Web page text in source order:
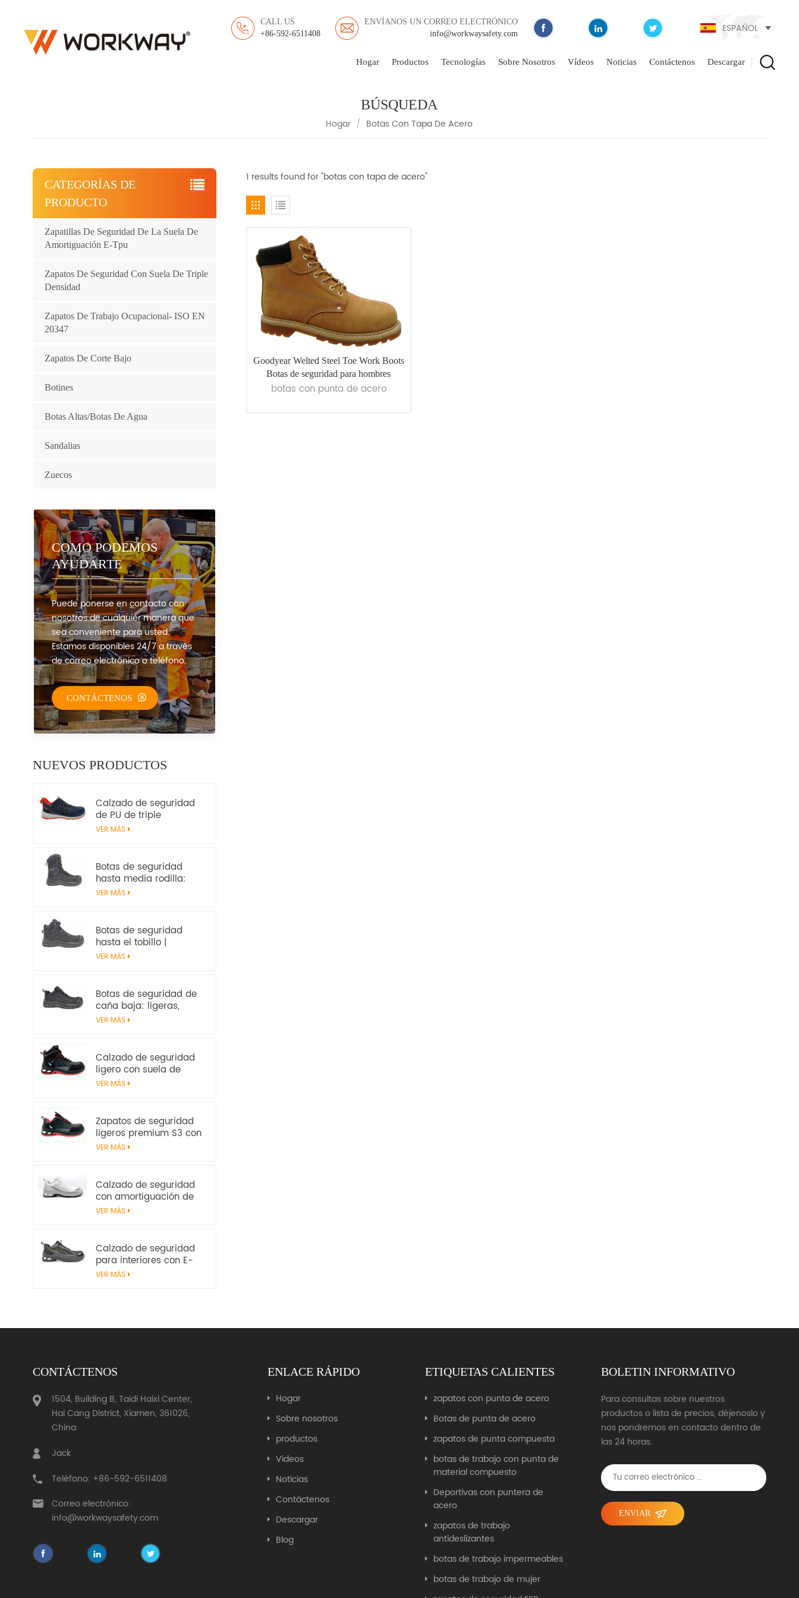
CALL US
+86-592-6511408
ENVÍANOS UN CORREO ELECTRÓNICO
info@workwaysafety.com
ESPAÑOL
Hogar Productos Tecnologías Sobre Nosotros Vídeos Noticias Contáctenos Descargar
BÚSQUEDA
Hogar / Botas Con Tapa De Acero
1 results found for "botas con tapa de acero"
Goodyear Welted Steel Toe Work Boots
Botas de seguridad para hombres
botas con punta de acero
CATEGORÍAS DE
PRODUCTO
Zapatillas De Seguridad De La Suela De
Amortiguación E-Tpu
Zapatos De Seguridad Con Suela De Triple
Densidad
Zapatos De Trabajo Ocupacional- ISO EN
20347
Zapatos De Corte Bajo
Botines
Botas Altas/botas De Agua
Sandalias
Zuecos
COMO PODEMOS
AYUDARTE
Puede ponerse en contacto con
nosotros de cualquier manera que
sea conveniente para usted.
Estamos disponibles 24/7 a través
de correo electrónico o teléfono.
CONTÁCTENOS
NUEVOS PRODUCTOS
Calzado de seguridad
de PU de triple
densidad | EN ISO
trabajo sin metal
VER MÁS
Botas de seguridad
hasta media rodilla:
resistentes, resistentes
certificación EN ISO
20345:2022 S7S
VER MÁS
Botas de seguridad
hasta el tobillo |
Impermeables,
20345:2022 S7S –
Seguridad en el trabajo
VER MÁS
Botas de seguridad de
caña baja: ligeras,
antideslizantes y con
VER MÁS
Calzado de seguridad
ligero con suela de
amortiguación E-TPU –
VER MÁS
Zapatos de seguridad
ligeros premium S3 con
parte superior de
| Workway Footwear
VER MÁS
Calzado de seguridad
con amortiguación de
E-TPU | Sin metal S1PS
VER MÁS
Calzado de seguridad
para interiores con E-
TPU Energy Return | S1PS
VER MÁS
CONTÁCTENOS
1504, Building B, Taidi Haixi Center,
Hai Cang District, Xiamen, 361026,
China.
Jack
Teléfono: +86-592-6511408
Correo electrónico:
info@workwaysafety.com
ENLACE RÁPIDO
Hogar
Sobre nosotros
productos
Vídeos
Noticias
Contáctenos
Descargar
Blog
ETIQUETAS CALIENTES
zapatos con punta de acero
Botas de punta de acero
zapatos de punta compuesta
botas de trabajo con punta de
material compuesto
Deportivas con puntera de
acero
zapatos de trabajo
antideslizantes
botas de trabajo impermeables
botas de trabajo de mujer
BOLETIN INFORMATIVO
Para consultas sobre nuestros
productos o lista de precios, déjenoslo y
nos pondremos en contacto dentro de
las 24 horas.
ENVIAR